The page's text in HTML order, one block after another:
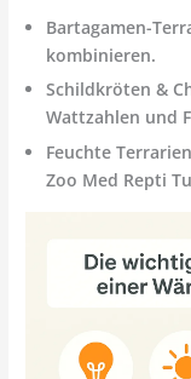
Bartagamen-
kombinieren.
Schildkröten &
Wattzahlen und
Feuchte
Zoo Med Repti